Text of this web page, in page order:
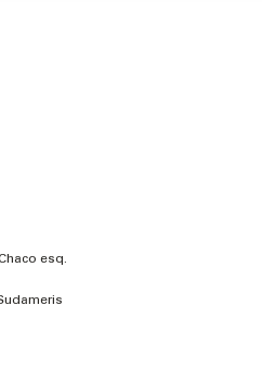
esq.